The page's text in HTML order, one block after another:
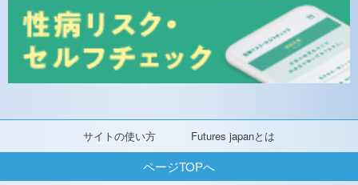
サイトの使い方 Futures japanとは
ページTOPへ